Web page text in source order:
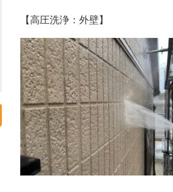
【高圧洗浄：外壁】